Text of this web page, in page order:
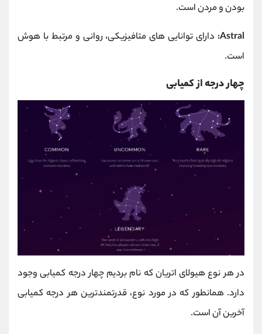
بودن و مردن است.
Astral: دارای توانایی های متافیزیکی، روانی و مرتبط با هوش
است.
چهار درجه از کمیابی
در هر نوع هیولای اتریان که نام بردیم چهار درجه کمیابی وجود
دارد. همانطور که در مورد نوع، قدرتمندترین هر درجه کمیابی
آخرین آن است.